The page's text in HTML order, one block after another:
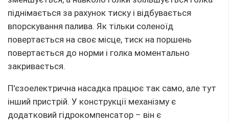
піднімається за рахунок тиску і відбувається
впорскування палива. Як тільки соленоїд
повертається на своє місце, тиск на поршень
повертається до норми і голка моментально
закривається.
П'єзоелектрична насадка працює так само, але тут
інший пристрій. У конструкції механізму є
додатковий гідрокомпенсатор – він є